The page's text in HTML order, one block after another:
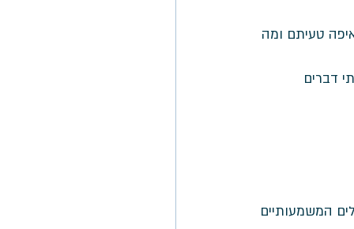
טעיתם ומה
דברים
המשמעותיים